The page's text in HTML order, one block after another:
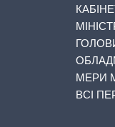
МЕРИ
ВСІ